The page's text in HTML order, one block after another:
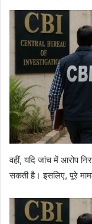
वहीं, यदि जांच में आरोप
सकती है। इसलिए, पूरे